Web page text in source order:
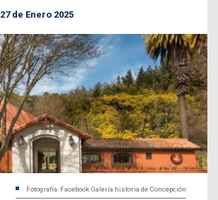
27 de Enero 2025
Fotografía: Facebook Galería historia de Concepción